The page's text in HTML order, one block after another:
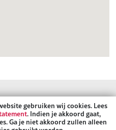
gebruiken wij cookies. Lees
. Indien je akkoord gaat,
Ga je niet akkoord zullen alleen